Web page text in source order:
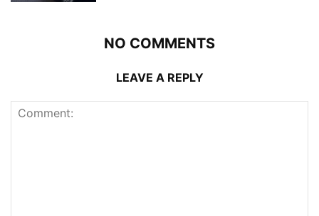
NO COMMENTS
LEAVE A REPLY